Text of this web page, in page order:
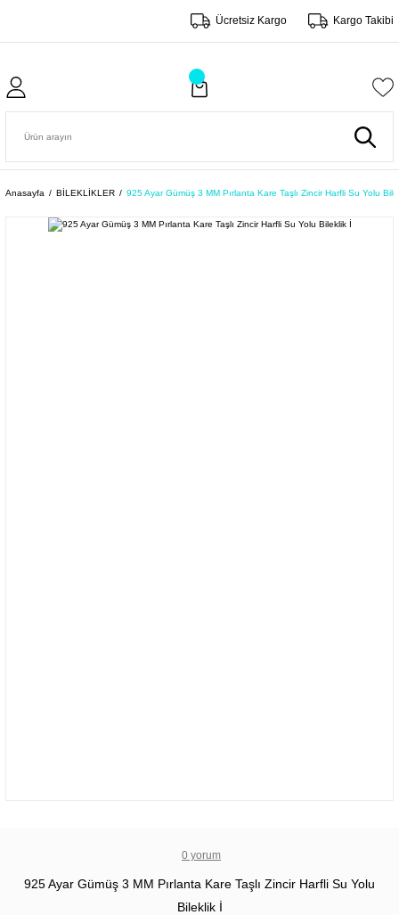
Ücretsiz Kargo Kargo Takibi
Anasayfa BİLEKLİKLER 925 Ayar Gümüş 3 MM Pırlanta Kare Taşlı Zincir Harfli Su Yolu
0 yorum
925 Ayar Gümüş 3 MM Pırlanta Kare Taşlı Zincir Harfli Su Yolu
Bileklik İ